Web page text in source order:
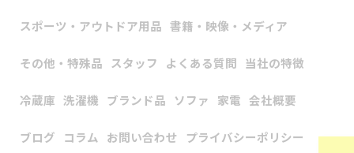
スポーツ・アウトドア用品 書籍・映像・メディア
その他・特殊品 スタッフ よくある質問 当社の特徴
冷蔵庫 洗濯機 ブランド品 ソファ 家電 会社概要
ブログ コラム お問い合わせ プライバシーポリシー